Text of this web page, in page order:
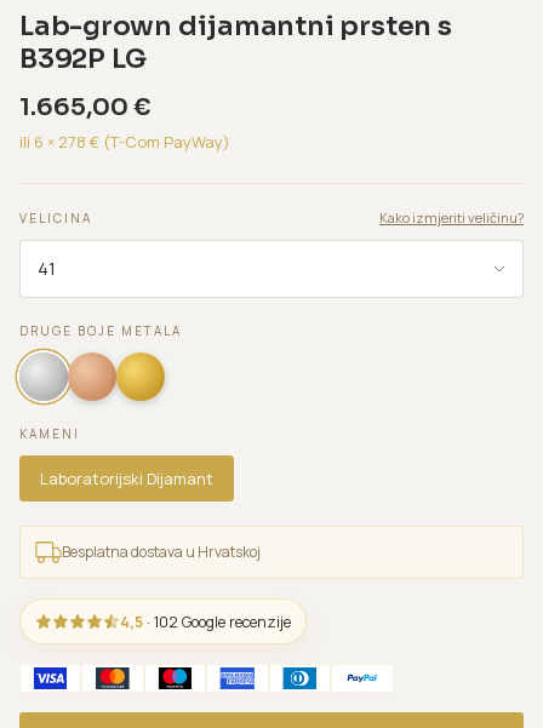
Lab-grown dijamantni prsten s
B392P LG
1.665,00 €
ili 6 × 278 € (T-Com PayWay)
VELICINA Kako izmjeriti veličinu?
DRUGE BOJE METALA
KAMENI
Laboratorijski Dijamant
Besplatna dostava u Hrvatskoj
4,5 · 102 Google recenzije